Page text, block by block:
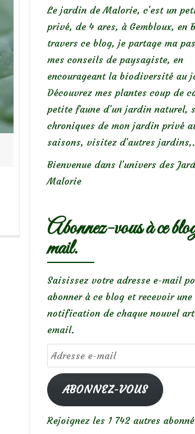
Le jardin de Malorie, c'est un
privé, de 4 ares, à Gembloux, en
travers ce blog, je partage ma
mes conseils de paysagiste, en
encourageant la biodiversité au
Découvrez mes plantes coup de
petite faune d’un jardin naturel,
chroniques de mon jardin privé
saisons, visitez d’autres
Bienvenue dans l’univers des
Malorie
Abonnez-vous à ce
mail.
Saisissez votre adresse e-mail
abonner à ce blog et recevoir une
notification de chaque nouvel
email.
Adresse
e-
mailABONNEZ-VOUS
Rejoignez les 1 742 autres